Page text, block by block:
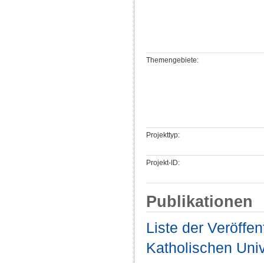
Themengebiete:
Projekttyp:
Projekt-ID:
Publikationen
Liste der
Katholischen